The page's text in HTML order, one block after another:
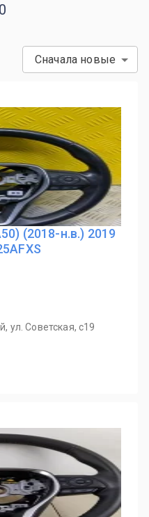
Сначала новые
(2018-н.в.) 2019
ул. Советская, с19